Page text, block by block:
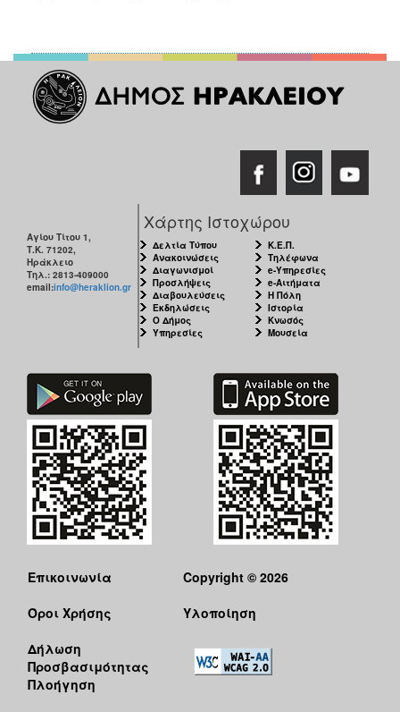
Αγίου Τίτου 1,
Τ.Κ. 71202,
Ηράκλειο
Τηλ.: 2813-409000
email:info@heraklion.gr
Χάρτης Ιστοχώρου
Δελτία Τύπου
Ανακοινώσεις
Διαγωνισμοί
Προσλήψεις
Διαβουλεύσεις
Εκδηλώσεις
Ο Δήμος
Υπηρεσίες
Κ.Ε.Π.
Τηλέφωνα
e-Υπηρεσίες
e-Αιτήματα
Η Πόλη
Ιστορία
Κνωσός
Μουσεία
Επικοινωνία
Όροι Χρήσης
Δήλωση
Προσβασιμότητας
Πλοήγηση
Copyright © 2026
Υλοποίηση